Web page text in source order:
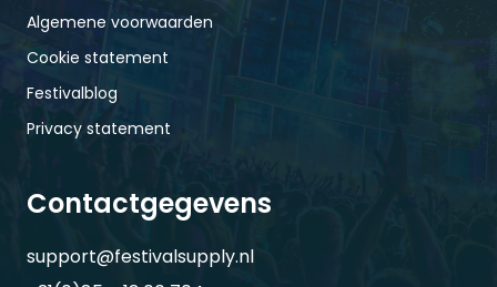
Algemene voorwaarden
Cookie statement
Festivalblog
Privacy statement
Contactgegevens
support@festivalsupply.nl